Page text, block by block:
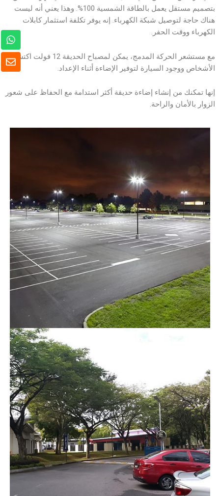
بتصميم مستقل يعمل بالطاقة الشمسية 100%. وهذا يعني أنه ليست
هناك حاجة لتوصيل شبكة الكهرباء. إنه يوفر تكلفة استثمار كابلات
الكهرباء ووقت الحفر.
مع مستشعر الحركة المدمج، يمكن لمصباح الحديقة 12 فولت اكتشاف
الأشخاص ووجود السيارة لتوفير الإضاءة أثناء الإعداد.
إنها تمكنك من إنشاء إضاءة حديقة أكثر استدامة مع الحفاظ على شعور
الزوار بالأمان والراحة.
ظ
ر
و
ا
ت
س
ا